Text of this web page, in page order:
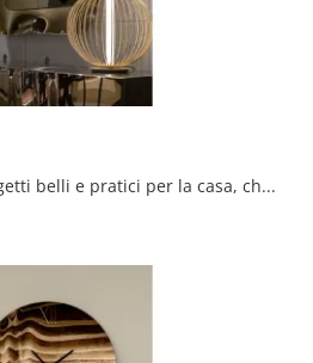
I Complementi sono oggetti belli e pratici per la casa, che connotano i tuoi ambienti con i loro colori e hanno un ruolo plurifunzionale e essenziale.